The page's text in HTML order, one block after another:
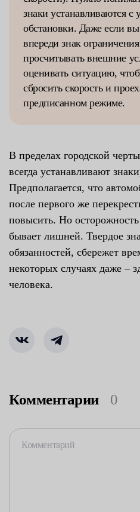
знаки устанавливаются с
обстановки. Даже если вы
впереди знак
просчитывать внешние
оценивать ситуацию,
сбросить скорость и
предписанном режиме.
В пределах городской
всегда устанавливают
Предполагается, что
после первого же
повысить. Но
бывает лишней. Твердое
обязанностей, сбережет
некоторых случаях даже –
человека.
Комментарии 0